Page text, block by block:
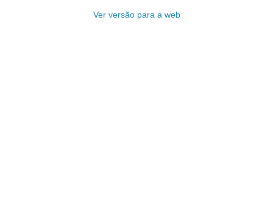
Ver versão para a web